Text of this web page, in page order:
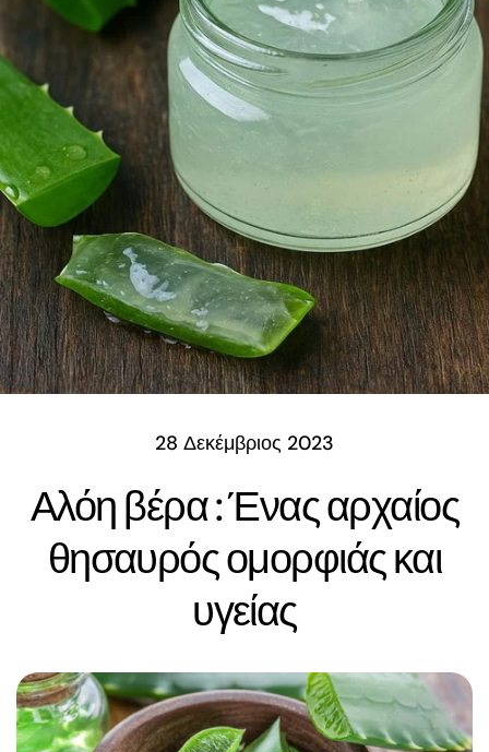
28 Δεκέμβριος 2023
Αλόη βέρα : Ένας αρχαίος
θησαυρός ομορφιάς και
υγείας